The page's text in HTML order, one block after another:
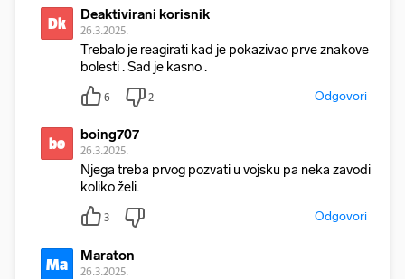
Dk Deaktivirani korisnik
26.3.2025.
Trebalo je reagirati kad je pokazivao prve znakove
bolesti . Sad je kasno .
6 2 Odgovori
bo boing707
26.3.2025.
Njega treba prvog pozvati u vojsku pa neka zavodi
koliko želi.
3 Odgovori
Ma Maraton
26.3.2025.